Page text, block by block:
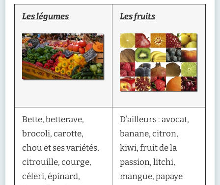
Les légumes Les fruits
Bette, betterave,
brocoli, carotte,
chou et ses variétés,
citrouille, courge,
céleri, épinard,
D’ailleurs : avocat,
banane, citron,
kiwi, fruit de la
passion, litchi,
mangue, papaye